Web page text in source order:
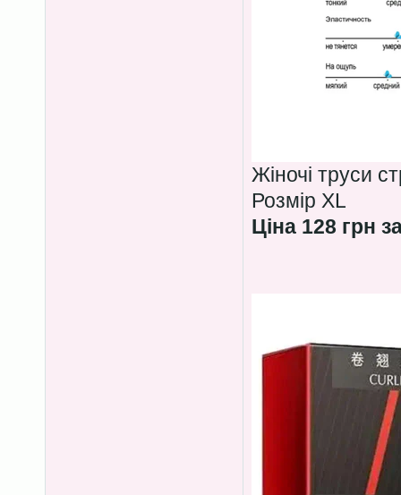
Жіночі труси
Розмір XL
Ціна 128 грн